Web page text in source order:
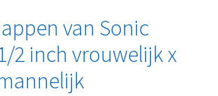
van Sonic
2 inch vrouwelijk x